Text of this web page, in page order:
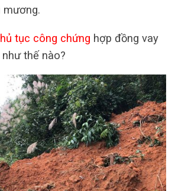
mương.
tục công chứng hợp đồng vay
thế nào?